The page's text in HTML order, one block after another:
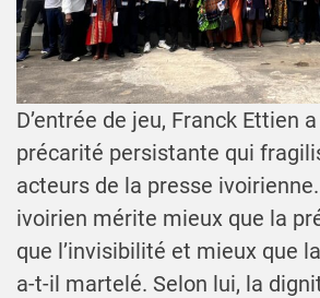
D’entrée de jeu, Franck Ettien
précarité persistante qui
acteurs de la presse
ivoirien mérite mieux que la
que l’invisibilité et mieux que
a-t-il martelé. Selon lui, la